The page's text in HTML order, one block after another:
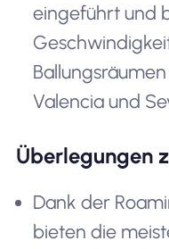
eingeführt und
Valencia und
Überlegungen
Dank der
bieten die